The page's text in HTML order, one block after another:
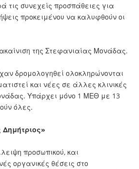
τις συνεχείς προσπάθειες για
προκειμένου να καλυφθούν οι
της Στεφανιαίας Μονάδας.
δρομολογηθεί ολοκληρώνονται
και νέες σε άλλες κλινικές
Υπάρχει μόνο 1 ΜΕΘ με 13
όλες.
Δημήτριος»
προσωπικού, και
οργανικές θέσεις στο